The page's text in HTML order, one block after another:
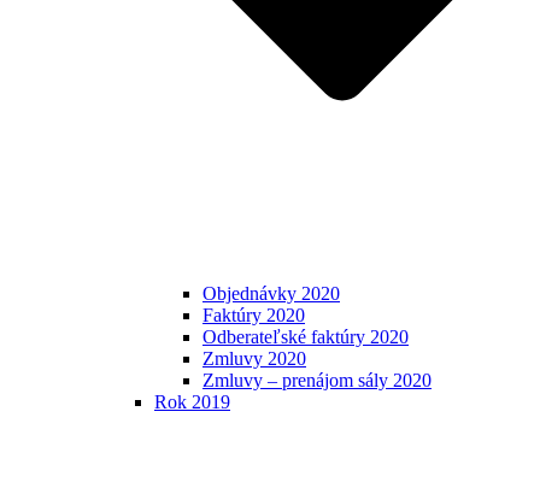
Objednávky 2020
Faktúry 2020
Odberateľské faktúry 2020
Zmluvy 2020
Zmluvy – prenájom sály 2020
Rok 2019